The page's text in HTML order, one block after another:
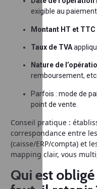
exigible au
Montant HT et TTC
Taux de TVA
Nature de
remboursement,
Parfois : mode de
point de vente.
Conseil pratique :
correspondance entre
(caisse/ERP/compta) et
mapping clair, vous
Qui est